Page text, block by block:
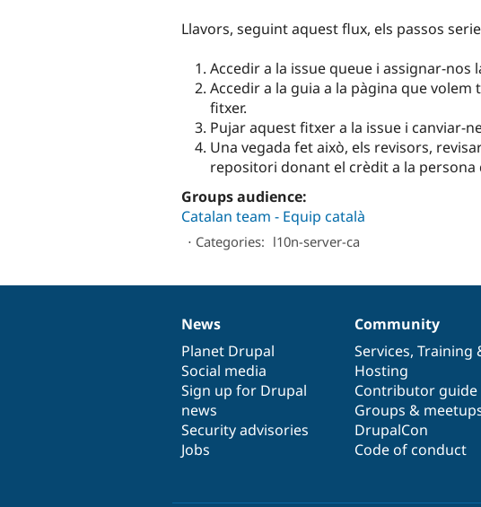
Llavors, seguint aquest flux, els passos
Accedir a la issue queue i assignar-
Accedir a la guia a la pàgina que
fitxer.
Pujar aquest fitxer a la issue i canviar-
Una vegada fet això, els revisors,
repositori donant el crèdit a la persona
Groups audience:
Catalan team - Equip català
⋅ Categories: l10n-server-ca
News
items
News
Planet Drupal
Social media
Sign up for Drupal
news
Security advisories
Jobs
Our
community
Community
Services, Training
Hosting
Contributor guide
Groups &
DrupalCon
Code of conduct
Documentation
Drupal
code
base
Governance
of
community